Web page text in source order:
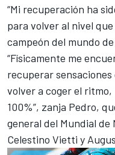
“Mi recuperación ha
para volver al nivel
campeón del mundo
“Físicamente me
recuperar
volver a coger el
100%”, zanja Pedro,
general del Mundial de
Celestino Vietti y